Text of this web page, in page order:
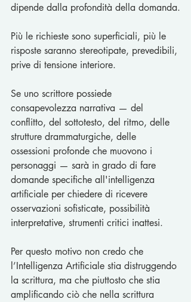
dipende dalla profondità della domanda.
Più le richieste sono superficiali, più le
risposte saranno stereotipate, prevedibili,
prive di tensione interiore.
Se uno scrittore possiede
consapevolezza narrativa — del
conflitto, del sottotesto, del ritmo, delle
strutture drammaturgiche, delle
ossessioni profonde che muovono i
personaggi — sarà in grado di fare
domande specifiche all'intelligenza
artificiale per chiedere di ricevere
osservazioni sofisticate, possibilità
interpretative, strumenti critici inattesi.
Per questo motivo non credo che
l’Intelligenza Artificiale stia distruggendo
la scrittura, ma che piuttosto che stia
amplificando ciò che nella scrittura